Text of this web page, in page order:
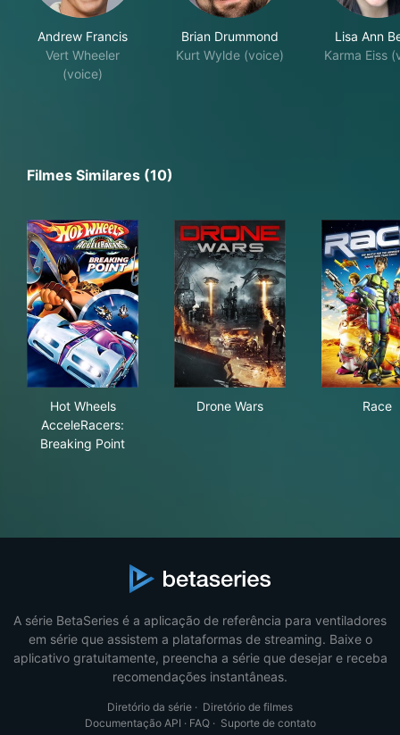
Andrew Francis
Vert Wheeler
(voice)
Brian Drummond
Kurt Wylde (voice)
Lisa Ann
Karma Eiss
Filmes Similares (10)
Hot Wheels
AcceleRacers:
Breaking Point
Drone Wars Race
A série BetaSeries é a aplicação de referência para ventiladores
em série que assistem a plataformas de streaming. Baixe o
aplicativo gratuitamente, preencha a série que desejar e receba
recomendações instantâneas.
Diretório da série · Diretório de filmes
Documentação API · FAQ· Suporte de contato